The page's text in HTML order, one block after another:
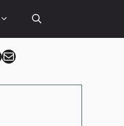
Twitter
Can Kütahya Mail